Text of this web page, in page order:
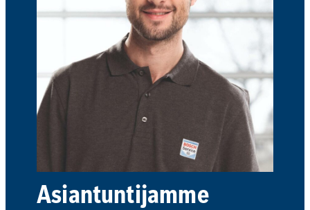
Asiantuntijamme